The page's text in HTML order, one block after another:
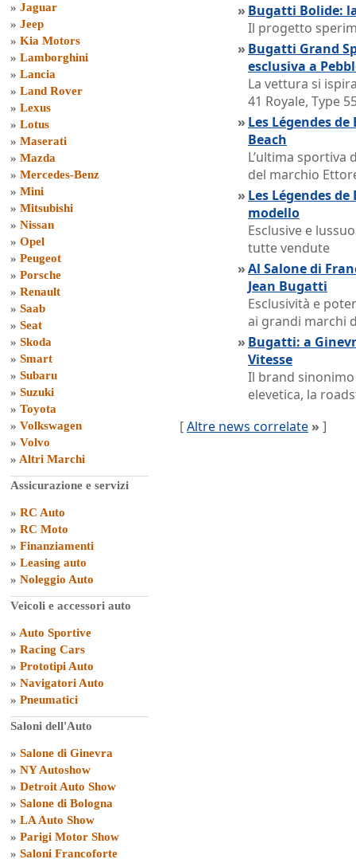
» Jaguar
» Jeep
» Kia Motors
» Lamborghini
» Lancia
» Land Rover
» Lexus
» Lotus
» Maserati
» Mazda
» Mercedes-Benz
» Mini
» Mitsubishi
» Nissan
» Opel
» Peugeot
» Porsche
» Renault
» Saab
» Seat
» Skoda
» Smart
» Subaru
» Suzuki
» Toyota
» Volkswagen
» Volvo
» Altri Marchi
Assicurazione e servizi
» RC Auto
» RC Moto
» Finanziamenti
» Leasing auto
» Noleggio Auto
Veicoli e accessori auto
» Auto Sportive
» Racing Cars
» Prototipi Auto
» Navigatori Auto
» Pneumatici
Saloni dell'Auto
» Salone di Ginevra
» NY Autoshow
» Detroit Auto Show
» Salone di Bologna
» LA Auto Show
» Parigi Motor Show
» Saloni Francoforte
» Bugatti Bolide:
Il progetto
» Bugatti Grand
esclusiva a
La vettura si
41 Royale, Type
» Les Légendes
Beach
L’ultima sportiva
del marchio
» Les Légendes
modello
Esclusive e
tutte vendute
»Al Salone di
Jean Bugatti
Esclusività e
ai grandi marchi
» Bugatti: a
Vitesse
Il brand
elevetica, la
[Altre news correlate » ]